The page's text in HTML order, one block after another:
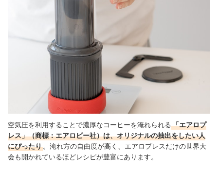
空気圧を利用することで濃厚なコーヒーを淹れられる 「エアロプ
レス」（商標：エアロビー社）は、オリジナルの抽出をしたい人
にぴったり 。淹れ方の自由度が高く、エアロプレスだけの世界大
会も開かれているほどレシピが豊富にあります。